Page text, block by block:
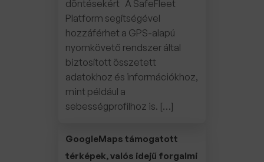
döntésekért A SafeFleet
Platform segítségével
hozzáférhet a GPS-alapú
nyomkövető rendszer által
biztosított összetett
adatokhoz és információkhoz,
mint például a
sebességprofilhoz is. […]
GoogleMaps támogatott
térképek, valós idejű forgalmi